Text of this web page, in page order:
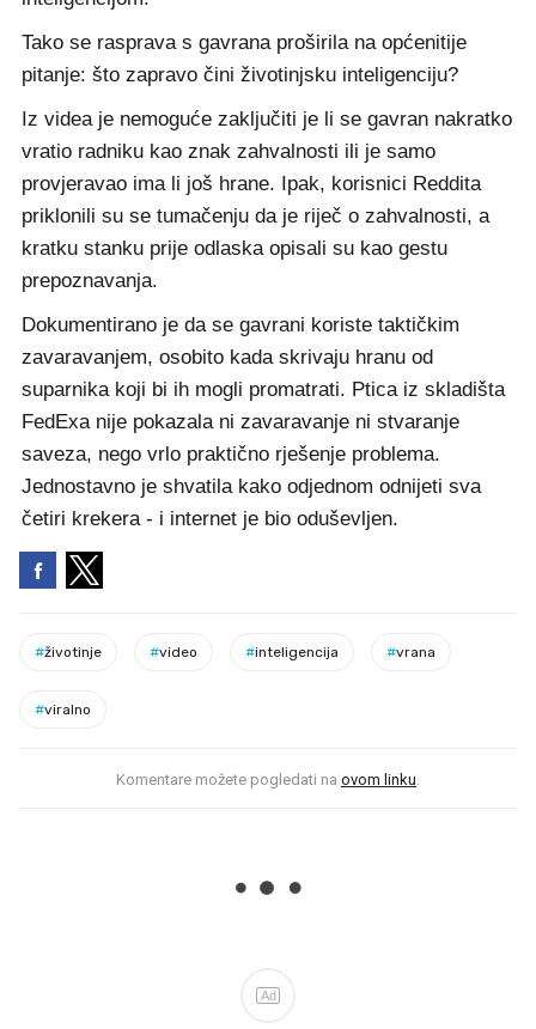
Tako se rasprava s gavrana proširila na općenitije
pitanje: što zapravo čini životinjsku inteligenciju?
Iz videa je nemoguće zaključiti je li se gavran nakratko
vratio radniku kao znak zahvalnosti ili je samo
provjeravao ima li još hrane. Ipak, korisnici Reddita
priklonili su se tumačenju da je riječ o zahvalnosti, a
kratku stanku prije odlaska opisali su kao gestu
prepoznavanja.
Dokumentirano je da se gavrani koriste taktičkim
zavaravanjem, osobito kada skrivaju hranu od
suparnika koji bi ih mogli promatrati. Ptica iz skladišta
FedExa nije pokazala ni zavaravanje ni stvaranje
saveza, nego vrlo praktično rješenje problema.
Jednostavno je shvatila kako odjednom odnijeti sva
četiri krekera - i internet je bio oduševljen.
#životinje #video #inteligencija #vrana
#viralno
Komentare možete pogledati na ovom linku.
Ad